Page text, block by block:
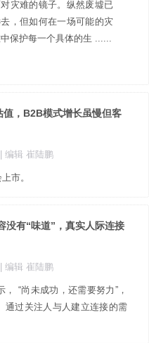
灾难的镜子。纵然废墟已
，但如何在一场可能的灾
保护每一个具体的生 ......
，B2B模式增长虽慢但客
| 编辑 崔陆鹏
市。
没有“味道”，真实人际连接
| 编辑 崔陆鹏
“尚未成功，还需要努力”，
通过关注人与人建立连接的需